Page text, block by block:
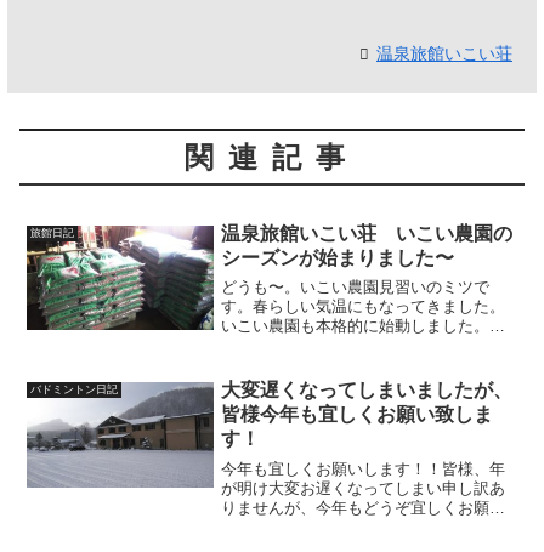
温泉旅館いこい荘
関連記事
旅館日記
温泉旅館いこい荘 いこい農園の
シーズンが始まりました〜
どうも〜。いこい農園見習いのミツで
す。春らしい気温にもなってきました。
いこい農園も本格的に始動しました。ま
です。僕も農家一年目という事もあり何
が何に使われる堆肥、肥料な...
バドミントン日記
大変遅くなってしまいましたが、
皆様今年も宜しくお願い致しま
す！
今年も宜しくお願いします！！皆様、年
が明け大変お遅くなってしまい申し訳あ
りませんが、今年もどうぞ宜しくお願い